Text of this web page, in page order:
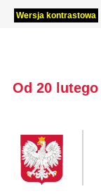
Wersja kontrastowa
Od 20